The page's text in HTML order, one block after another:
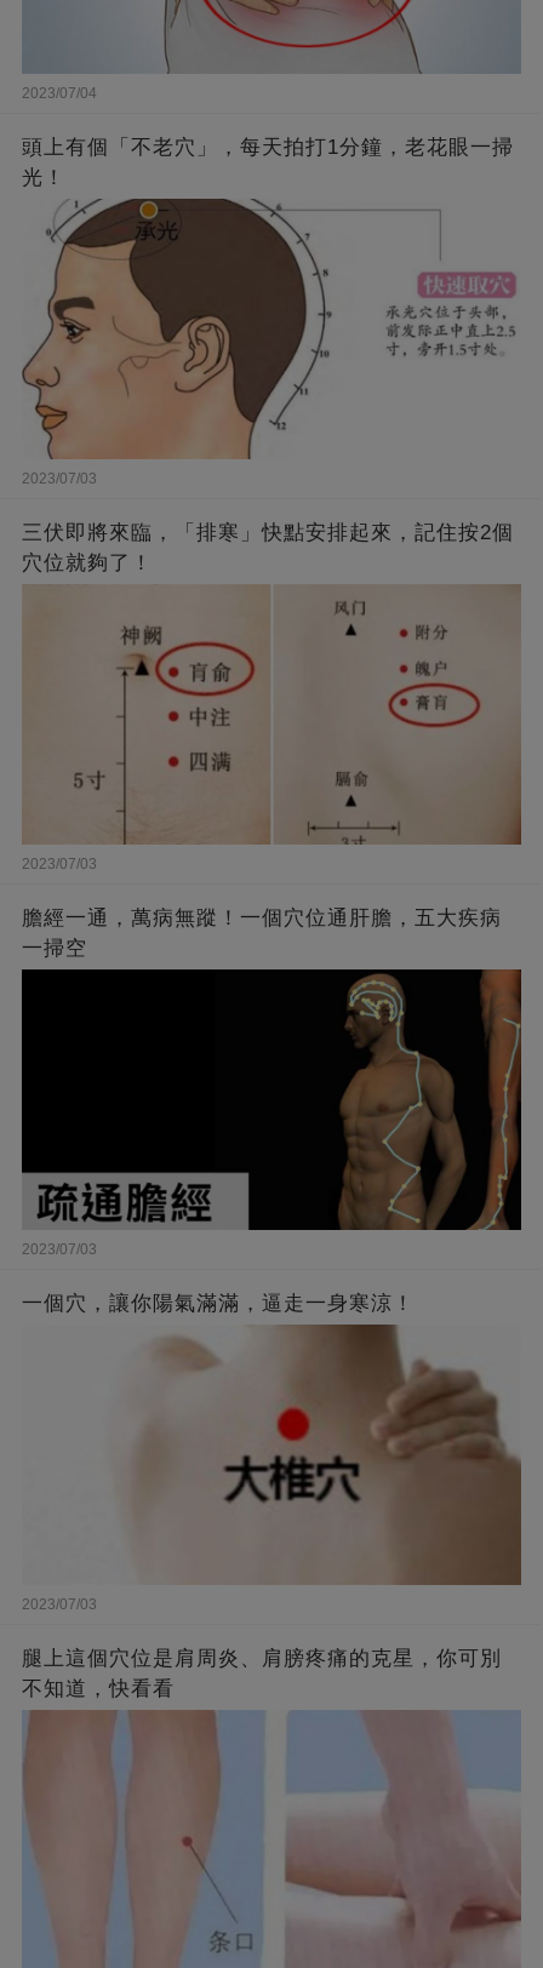
2023/07/04
頭上有個「不老穴」，每天拍打1分鐘，老花眼一掃
光！
2023/07/03
三伏即將來臨，「排寒」快點安排起來，記住按2個
穴位就夠了！
2023/07/03
膽經一通，萬病無蹤！一個穴位通肝膽，五大疾病
一掃空
2023/07/03
一個穴，讓你陽氣滿滿，逼走一身寒涼！
2023/07/03
腿上這個穴位是肩周炎、肩膀疼痛的克星，你可別
不知道，快看看